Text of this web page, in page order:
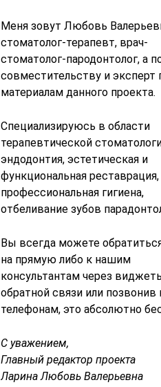
Меня зовут Любовь
стоматолог-терапевт, врач-
стоматолог-пародонтолог, а
совместительству и эксперт
материалам данного проекта.
Специализируюсь в области
терапевтической
эндодонтия, эстетическая и
функциональная реставрация,
профессиональная гигиена,
отбеливание зубов
Вы всегда можете
на прямую либо к нашим
консультантам через
обратной связи или позвонив
телефонам, это абсолютно
С уважением,
Главный редактор проекта
Ларина Любовь Валерьевна